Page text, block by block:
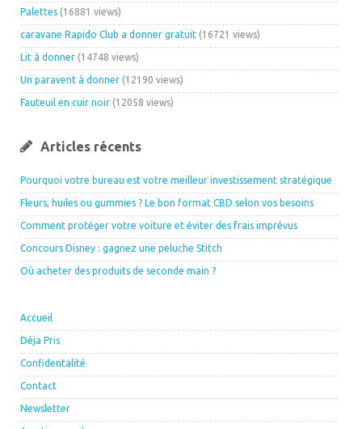
Palettes (16881 views)
caravane Rapido Club a donner gratuit (16721 views)
Lit à donner (14748 views)
Un paravent à donner (12190 views)
Fauteuil en cuir noir (12058 views)
Articles récents
Pourquoi votre bureau est votre meilleur investissement stratégique
Fleurs, huiles ou gummies ? Le bon format CBD selon vos besoins
Comment protéger votre voiture et éviter des frais imprévus
Concours Disney : gagnez une peluche Stitch
Où acheter des produits de seconde main ?
Accueil
Déja Pris
Confidentalité
Contact
Newsletter